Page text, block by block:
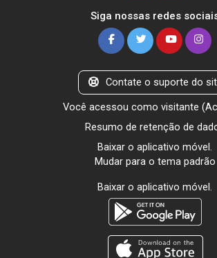
Siga nossas redes
Contate o suporte do
Você acessou como visitante (
Resumo de retenção de
Baixar o aplicativo móvel.
Mudar para o tema padrão
Baixar o aplicativo móvel.